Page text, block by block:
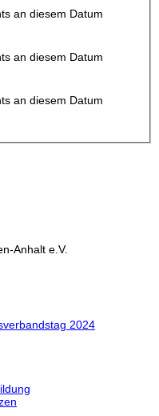
an diesem Datum
an diesem Datum
an diesem Datum
Anhalt e.V.
2024